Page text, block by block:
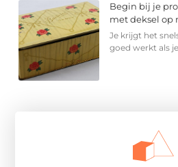
Begin bij je
met deksel op
Je krijgt het
goed werkt als je